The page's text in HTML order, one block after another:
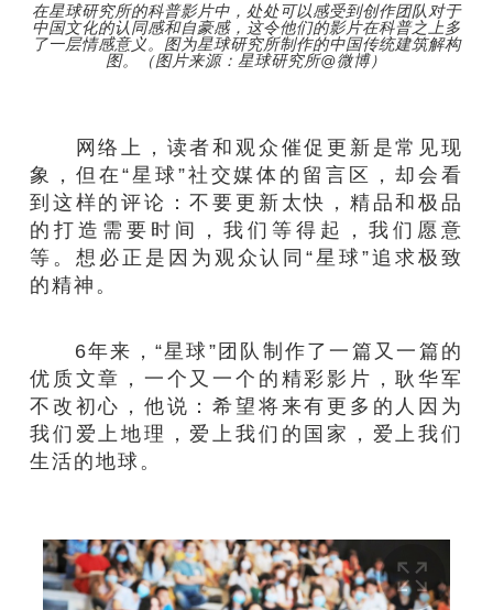
在星球研究所的科普影片中，处处可以感受到创作团队对于
中国文化的认同感和自豪感，这令他们的影片在科普之上多
了一层情感意义。图为星球研究所制作的中国传统建筑解构
图。（图片来源：星球研究所@微博）
网络上，读者和观众催促更新是常见现
象，但在“星球”社交媒体的留言区，却会看
到这样的评论：不要更新太快，精品和极品
的打造需要时间，我们等得起，我们愿意
等。想必正是因为观众认同“星球”追求极致
的精神。
6年来，“星球”团队制作了一篇又一篇的
优质文章，一个又一个的精彩影片，耿华军
不改初心，他说：希望将来有更多的人因为
我们爱上地理，爱上我们的国家，爱上我们
生活的地球。